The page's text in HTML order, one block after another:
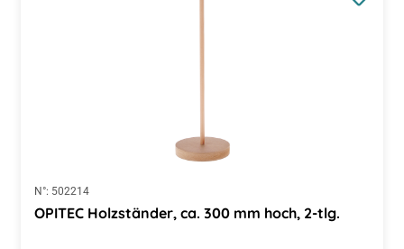
N°: 502214
OPITEC Holzständer, ca. 300 mm hoch, 2-tlg.